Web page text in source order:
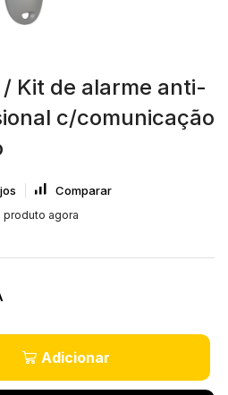
Kit de alarme anti-
c/comunicação
Comparar
produto agora
Adicionar